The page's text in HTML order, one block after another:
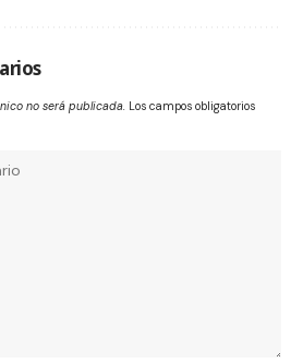
no será publicada. Los campos obligatorios